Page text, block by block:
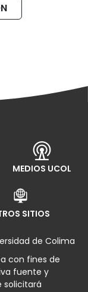
MEDIOS UCOL
SITIOS
de Colima
con fines de
fuente y
solicitará